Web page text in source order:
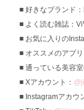
好きなブランド
よく読む雑誌：
お気に入りの
オススメのアプ
通っている美容
Xアカウント：
Instagramアカウ